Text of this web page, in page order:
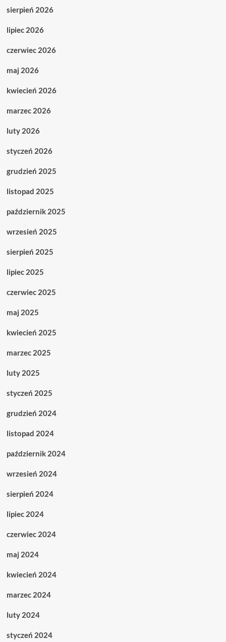
sierpień 2026
lipiec 2026
czerwiec 2026
maj 2026
kwiecień 2026
marzec 2026
luty 2026
styczeń 2026
grudzień 2025
listopad 2025
październik 2025
wrzesień 2025
sierpień 2025
lipiec 2025
czerwiec 2025
maj 2025
kwiecień 2025
marzec 2025
luty 2025
styczeń 2025
grudzień 2024
listopad 2024
październik 2024
wrzesień 2024
sierpień 2024
lipiec 2024
czerwiec 2024
maj 2024
kwiecień 2024
marzec 2024
luty 2024
styczeń 2024